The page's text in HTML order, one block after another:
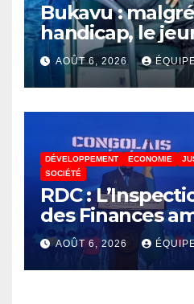
Bukavu :
handicap, le
Akonkwa
lance un appel
pour
AOÛT 6, 2026
DÉVELOPPEMENT ECONOMIE
SOCIÉTÉ
RDC :
des Finances
révolution
un contrôle
finances
AOÛT 6, 2026